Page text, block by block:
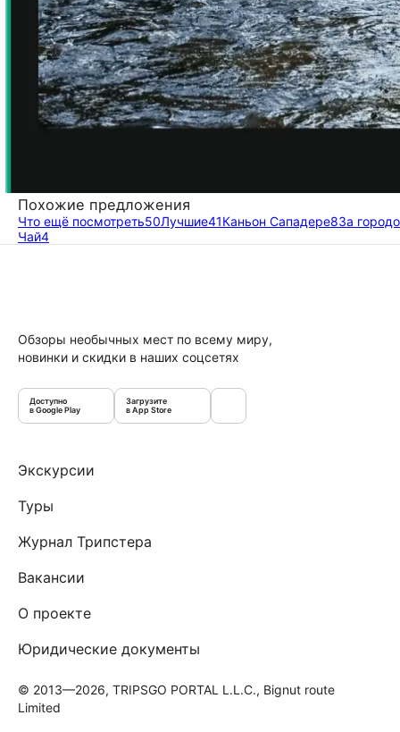
Похожие предложения
Что ещё посмотреть50Лучшие41Каньон Сападере8За
Чай4
Обзоры необычных мест по всему миру,
новинки и скидки в наших соцсетях
Доступно
в Google Play
Загрузите
в App Store
Экскурсии
Туры
Журнал Трипстера
Вакансии
О проекте
Юридические документы
© 2013—2026, TRIPSGO PORTAL L.L.C., Bignut route
Limited